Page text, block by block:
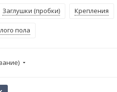
Заглушки (пробки) Крепления
пола